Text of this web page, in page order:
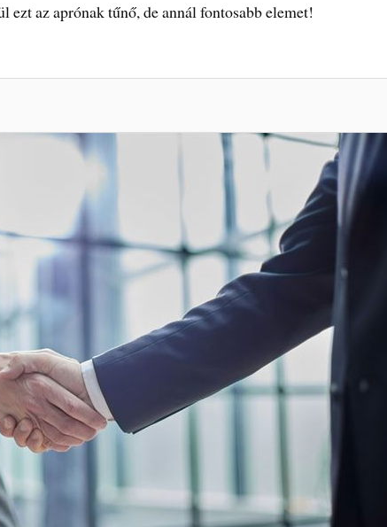
az aprónak tűnő, de annál fontosabb elemet!